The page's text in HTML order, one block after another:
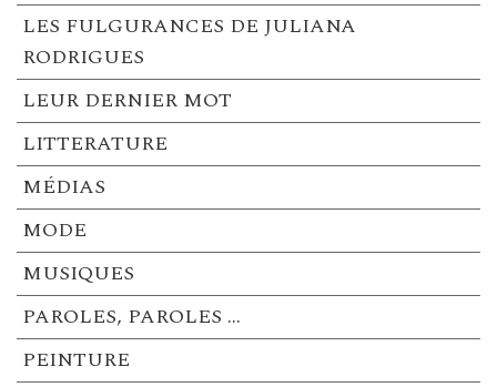
LES FULGURANCES DE JULIANA
RODRIGUES
LEUR DERNIER MOT
LITTERATURE
MÉDIAS
MODE
MUSIQUES
PAROLES, PAROLES …
PEINTURE